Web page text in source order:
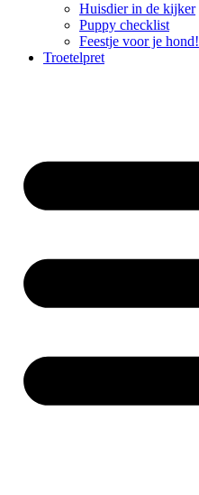
Huisdier in de kijker
Puppy checklist
Feestje voor je hond!
Troetelpret